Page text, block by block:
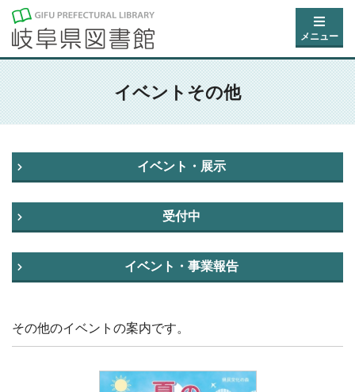
メニュー
イベントその他
イベント・展示
受付中
イベント・事業報告
その他のイベントの案内です。